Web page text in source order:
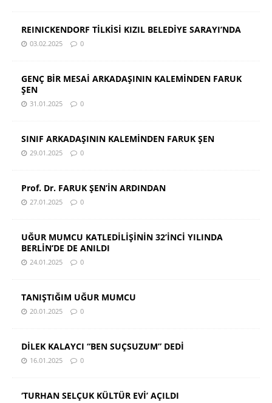
REINICKENDORF TİLKİSİ KIZIL BELEDİYE SARAYI’NDA
03.02.2025 0
GENÇ BİR MESAİ ARKADAŞININ KALEMİNDEN FARUK
ŞEN
31.01.2025 0
SINIF ARKADAŞININ KALEMİNDEN FARUK ŞEN
29.01.2025 0
Prof. Dr. FARUK ŞEN’İN ARDINDAN
27.01.2025 0
UĞUR MUMCU KATLEDİLİŞİNİN 32’İNCİ YILINDA
BERLİN’DE DE ANILDI
24.01.2025 0
TANIŞTIĞIM UĞUR MUMCU
20.01.2025 0
DİLEK KALAYCI “BEN SUÇSUZUM” DEDİ
16.01.2025 0
‘TURHAN SELÇUK KÜLTÜR EVİ’ AÇILDI